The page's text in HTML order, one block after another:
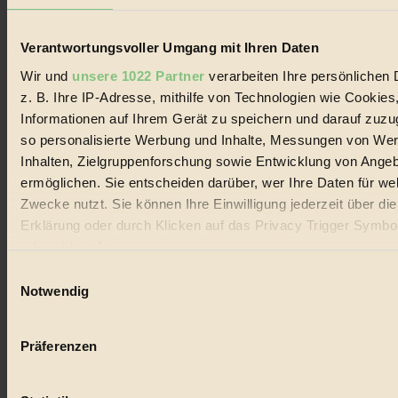
Verantwortungsvoller Umgang mit Ihren Daten
Wir und unsere 1022 Partner verarbeiten Ihre persönlichen
z. B. Ihre IP-Adresse, mithilfe von Technologien wie
Informationen auf Ihrem Gerät zu speichern und darauf
so personalisierte Werbung und Inhalte, Messungen von
Inhalten, Zielgruppenforschung sowie Entwicklung von
ermöglichen. Sie entscheiden darüber, wer Ihre Daten für
Zwecke nutzt. Sie können Ihre Einwilligung jederzeit über
Erklärung oder durch Klicken auf das Privacy Trigger
oder widerrufen
Wenn Sie es erlauben, würden wir auch gerne:
Ihr Gerät durch aktives Scannen nach bestimmten
Notwendig
Präferenzen
alternativer Energien.
Social Media
22.601 Fans auf Facebook
3.415 Follower auf Twitter
Folge uns auf Instagram
Themen